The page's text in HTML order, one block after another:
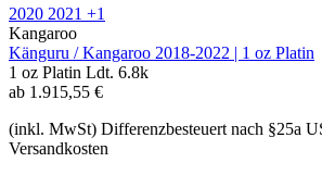
2020 2021 +1
Kangaroo
Känguru / Kangaroo 2018-2022 | 1 oz Platin
1 oz Platin Ldt. 6.8k
ab 1.915,55 €
(inkl. MwSt) Differenzbesteuert nach §25a
Versandkosten